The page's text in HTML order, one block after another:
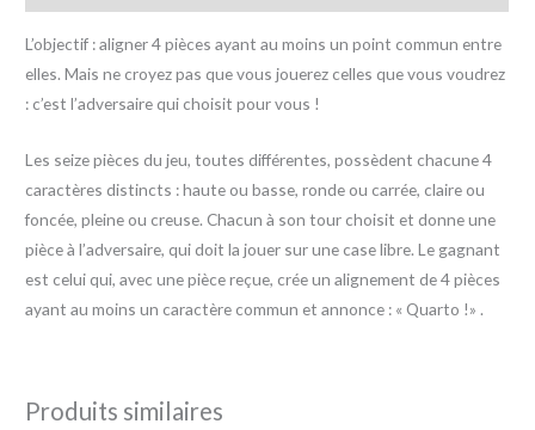
L’objectif : aligner 4 pièces ayant au moins un point commun entre
elles. Mais ne croyez pas que vous jouerez celles que vous voudrez
: c’est l’adversaire qui choisit pour vous !
Les seize pièces du jeu, toutes différentes, possèdent chacune 4
caractères distincts : haute ou basse, ronde ou carrée, claire ou
foncée, pleine ou creuse. Chacun à son tour choisit et donne une
pièce à l’adversaire, qui doit la jouer sur une case libre. Le gagnant
est celui qui, avec une pièce reçue, crée un alignement de 4 pièces
ayant au moins un caractère commun et annonce : « Quarto !» .
Produits similaires